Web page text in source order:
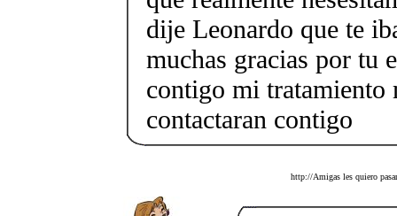
dije Leonardo que te
muchas gracias por tu
contigo mi tratamiento
contactaran contigo
http://Amigas les quiero